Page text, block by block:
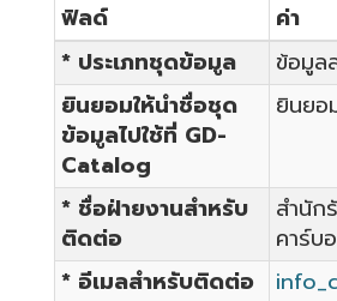
ฟิลด์
ค่า
* ประเภทชุดข้อมูล
ข้อมูล
ยินยอมให้นำชื่อชุด
ข้อมูลไปใช้ที่ GD-
Catalog
ยินยอ
* ชื่อฝ่ายงานสำหรับ
ติดต่อ
สำนัก
คาร์บ
* อีเมลสำหรับติดต่อ